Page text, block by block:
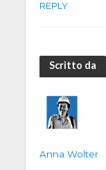
REPLY
Scritto da
Anna Wolter